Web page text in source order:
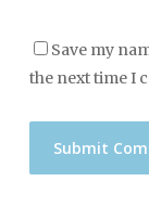
Save my
the next time I